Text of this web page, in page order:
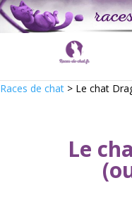
Races de chat > Le chat
Le